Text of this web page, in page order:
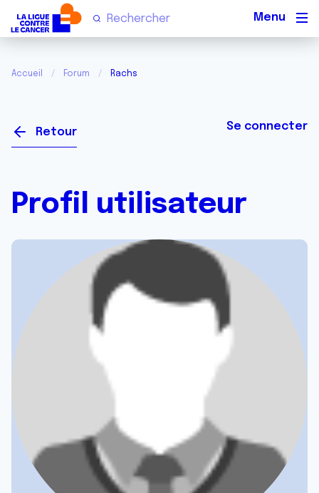
Accueil Forum Rachs
Retour Se connecter
Profil utilisateur